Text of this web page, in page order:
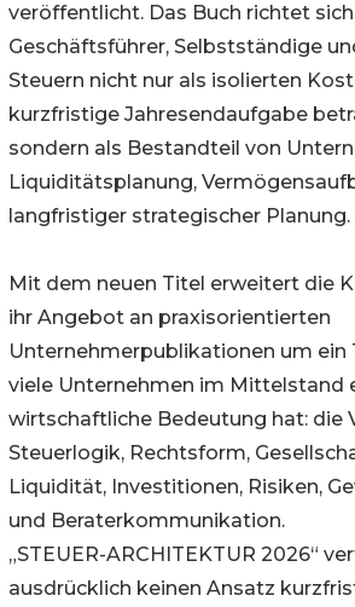
veröffentlicht. Das Buch richtet
Geschäftsführer, Selbstständige
Steuern nicht nur als isolierten
kurzfristige Jahresendaufgabe
sondern als Bestandteil von
Liquiditätsplanung,
langfristiger strategischer Planung.
Mit dem neuen Titel erweitert die
ihr Angebot an praxisorientierten
Unternehmerpublikationen um ein
viele Unternehmen im Mittelstand
wirtschaftliche Bedeutung hat: die
Steuerlogik, Rechtsform,
Liquidität, Investitionen, Risiken,
und Beraterkommunikation.
„STEUER-ARCHITEKTUR 2026“
ausdrücklich keinen Ansatz